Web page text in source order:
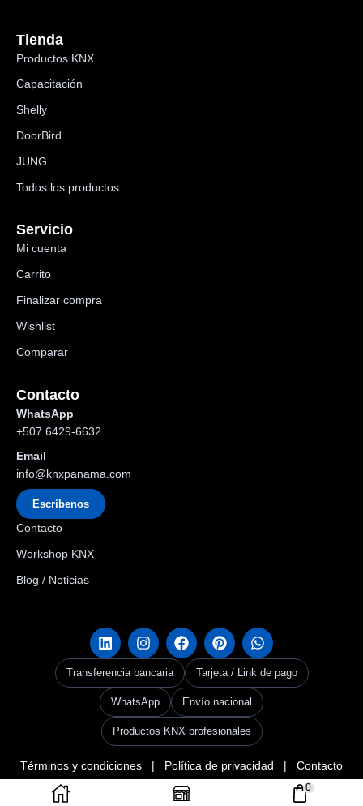
0
Tienda
Productos KNX
Capacitación
Shelly
DoorBird
JUNG
Todos los productos
Servicio
Mi cuenta
Carrito
Finalizar compra
Wishlist
Comparar
Contacto
WhatsApp
+507 6429-6632
Email
info@knxpanama.com
Escríbenos
Contacto
Workshop KNX
Blog / Noticias
Transferencia bancaria Tarjeta / Link de pago
WhatsApp Envío nacional
Productos KNX profesionales
Términos y condiciones | Política de privacidad | Contacto
Copyright © 2026KNX Panama. Creado por Grupo Codax –KNX Userclub
Panama & Codax Group